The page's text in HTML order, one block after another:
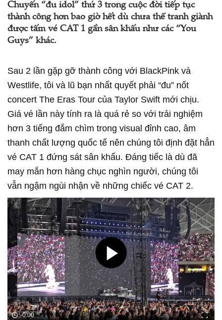
Chuyến “đu idol” thứ 3 trong cuộc đời tiếp tục
thành công hơn bao giờ hết dù chưa thể tranh giành
được tấm vé CAT 1 gần sân khấu như các “You
Guys” khác.
Sau 2 lần gặp gỡ thành công với BlackPink và
Westlife, tôi và lũ bạn nhất quyết phải “đu” nốt
concert The Eras Tour của Taylor Swift mới chịu.
Giá vé lần này tính ra là quá rẻ so với trải nghiệm
hơn 3 tiếng đắm chìm trong visual đỉnh cao, âm
thanh chất lượng quốc tế nên chúng tôi định đặt hẳn
vé CAT 1 đứng sát sân khấu. Đáng tiếc là dù đã
may mắn hơn hàng chục nghìn người, chúng tôi
vẫn ngậm ngùi nhận về những chiếc vé CAT 2.
0:00